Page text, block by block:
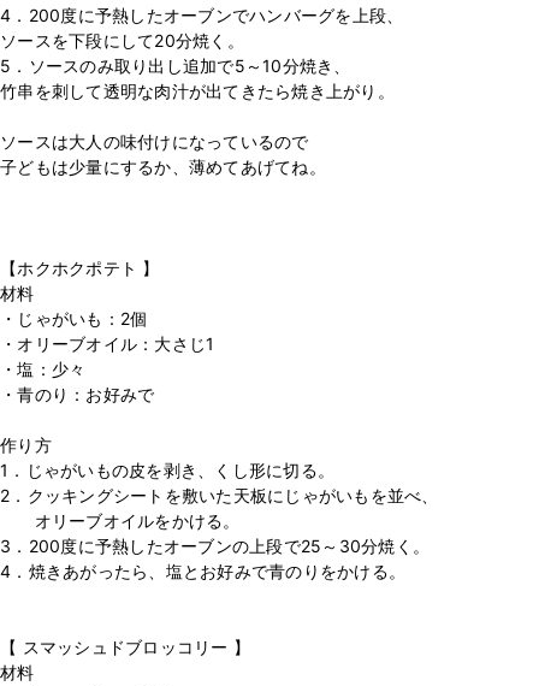
4．200度に予熱したオーブンでハンバーグを上段、
ソースを下段にして20分焼く。
5．ソースのみ取り出し追加で5～10分焼き、
竹串を刺して透明な肉汁が出てきたら焼き上がり。
ソースは大人の味付けになっているので
子どもは少量にするか、薄めてあげてね。
【ホクホクポテト 】
材料
・じゃがいも：2個
・オリーブオイル：大さじ1
・塩：少々
・青のり：お好みで
作り方
1．じゃがいもの皮を剥き、くし形に切る。
2．クッキングシートを敷いた天板にじゃがいもを並べ、
オリーブオイルをかける。
3．200度に予熱したオーブンの上段で25～30分焼く。
4．焼きあがったら、塩とお好みで青のりをかける。
【 スマッシュドブロッコリー 】
材料